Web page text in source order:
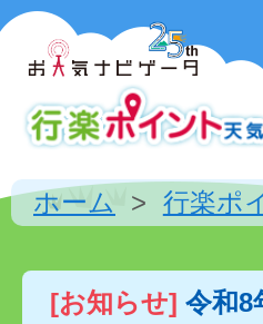
ホーム 行楽ポ
[お知らせ] 令和8